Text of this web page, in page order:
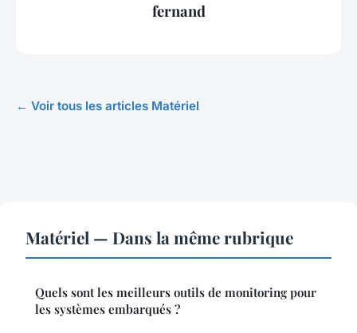
fernand
← Voir tous les articles Matériel
Matériel — Dans la même rubrique
Quels sont les meilleurs outils de monitoring pour
les systèmes embarqués ?